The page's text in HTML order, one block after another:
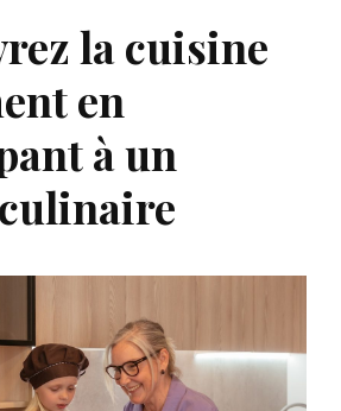
la cuisine
en
à un